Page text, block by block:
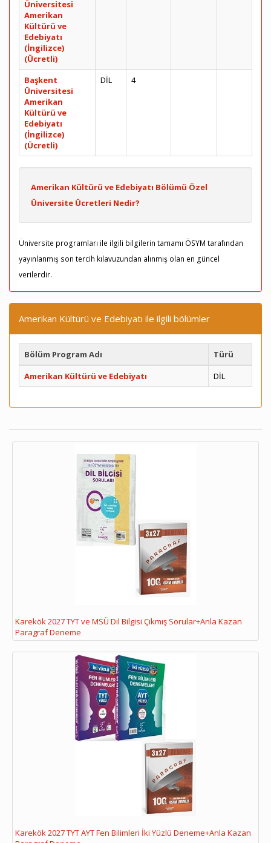
Üniversitesi
Amerikan
Kültürü ve
Edebiyatı
(İngilizce)
(Ücretli)
Başkent
Üniversitesi
Amerikan
Kültürü ve
Edebiyatı
(İngilizce)
(Ücretli)
DİL 4
Amerikan Kültürü ve Edebiyatı Bölümü Özel
Üniversite Ücretleri Nedir?
Üniversite programları ile ilgili bilgilerin tamamı ÖSYM tarafından
yayınlanmış son tercih kılavuzundan alınmış olan en güncel
verilerdir.
Amerikan Kültürü ve Edebiyatı ile ilgili bölümler
Bölüm Program Adı
Türü
Amerikan Kültürü ve Edebiyatı
DİL
Karekök 2027 TYT ve MSÜ Dil Bilgisi Çıkmış Sorular+Anla Kazan
Paragraf Deneme
Karekök 2027 TYT AYT Fen Bilimleri İki Yüzlü Deneme+Anla Kazan